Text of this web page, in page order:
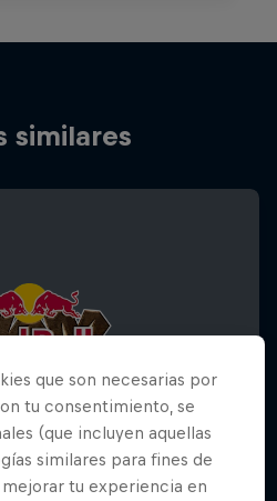
similares
que son necesarias por
tu consentimiento, se
(que incluyen aquellas
similares para fines de
tu experiencia en